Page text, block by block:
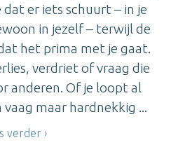
dat er iets schuurt – in je
in jezelf – terwijl de
het prima met je gaat.
verdriet of vraag die
anderen. Of je loopt al
maar hardnekkig ...
verder